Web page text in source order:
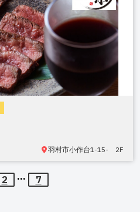
羽村市小作台1-15- 2F
2 ... 7